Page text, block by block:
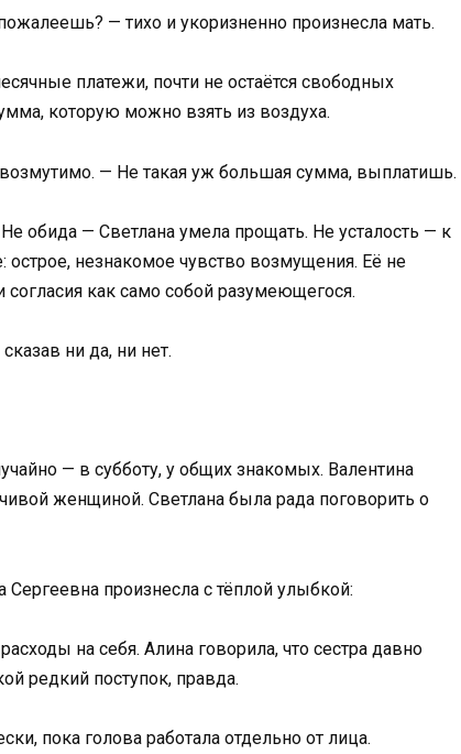
— тихо и укоризненно произнесла мать.
платежи, почти не остаётся свободных
которую можно взять из воздуха.
— Не такая уж большая сумма, выплатишь.
обида — Светлана умела прощать. Не усталость — к
незнакомое чувство возмущения. Её не
как само собой разумеющегося.
ни да, ни нет.
— в субботу, у общих знакомых. Валентина
женщиной. Светлана была рада поговорить о
произнесла с тёплой улыбкой:
на себя. Алина говорила, что сестра давно
редкий поступок, правда.
пока голова работала отдельно от лица.